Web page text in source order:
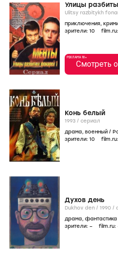
Улицы
приключения,
зрители: 10 film.ru:
РЕКЛАМА 18+
Смотреть
Конь белый
1993 / сериал
драма, военный /
зрители: 10 film.ru:
Духов день
Dukhov den / 1990 /
драма, фантастика
зрители: – film.ru: